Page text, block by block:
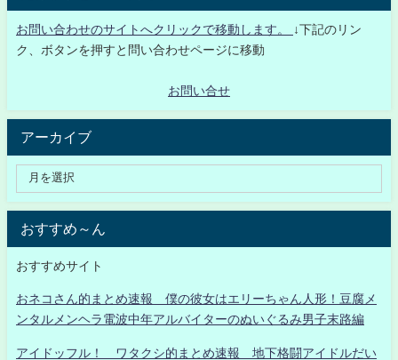
お問い合わせのサイトへクリックで移動します。
↓下記のリン
ク、ボタンを押すと問い合わせページに移動
お問い合せ
アーカイブ
おすすめ～ん
おすすめサイト
おネコさん的まとめ速報 僕の彼女はエリーちゃん人形！豆腐メ
ンタルメンヘラ電波中年アルバイターのぬいぐるみ男子末路編
アイドッフル！ ワタクシ的まとめ速報 地下格闘アイドルだい